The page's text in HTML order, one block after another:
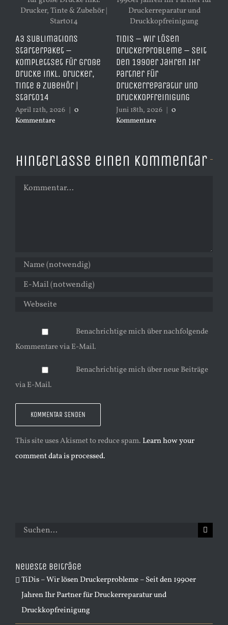
A3 Sublimations
Starterpaket –
Komplettset für große
Drucke inkl. Drucker,
Tinte & Zubehör |
Start014
April 12th, 2026 | 0
Kommentare
TiDis – Wir lösen
Druckerprobleme – Seit
den 1990er Jahren Ihr
Partner für
Druckerreparatur und
Druckkopfreinigung
Juni 18th, 2026 | 0
Kommentare
Hinterlasse einen Kommentar
Kommentar
Benachrichtige mich über nachfolgende
Kommentare via E-Mail.
Benachrichtige mich über neue Beiträge
via E-Mail.
This site uses Akismet to reduce spam. Learn how your
comment data is processed.
Suche
Neueste Beiträge
TiDis – Wir lösen Druckerprobleme – Seit den 1990er
Jahren Ihr Partner für Druckerreparatur und
Druckkopfreinigung